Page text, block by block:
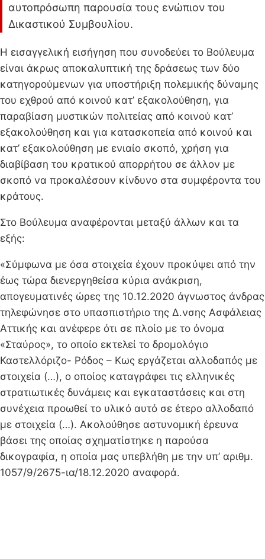
αυτοπρόσωπη παρουσία τους ενώπιον του
Δικαστικού Συμβουλίου.
Η εισαγγελική εισήγηση που συνοδεύει το Βούλευμα
είναι άκρως αποκαλυπτική της δράσεως των δύο
κατηγορούμενων για υποστήριξη πολεμικής δύναμης
του εχθρού από κοινού κατ’ εξακολούθηση, για
παραβίαση μυστικών πολιτείας από κοινού κατ’
εξακολούθηση και για κατασκοπεία από κοινού και
κατ’ εξακολούθηση με ενιαίο σκοπό, χρήση για
διαβίβαση του κρατικού απορρήτου σε άλλον με
σκοπό να προκαλέσουν κίνδυνο στα συμφέροντα του
κράτους.
Στο Βούλευμα αναφέρονται μεταξύ άλλων και τα
εξής:
«Σύμφωνα με όσα στοιχεία έχουν προκύψει από την
έως τώρα διενεργηθείσα κύρια ανάκριση,
απογευματινές ώρες της 10.12.2020 άγνωστος άνδρας
τηλεφώνησε στο υπασπιστήριο της Δ.νσης Ασφάλειας
Αττικής και ανέφερε ότι σε πλοίο με το όνομα
«Σταύρος», το οποίο εκτελεί το δρομολόγιο
Καστελλόριζο- Ρόδος – Κως εργάζεται αλλοδαπός με
στοιχεία (…), ο οποίος καταγράφει τις ελληνικές
στρατιωτικές δυνάμεις και εγκαταστάσεις και στη
συνέχεια προωθεί το υλικό αυτό σε έτερο αλλοδαπό
με στοιχεία (…). Ακολούθησε αστυνομική έρευνα
βάσει της οποίας σχηματίστηκε η παρούσα
δικογραφία, η οποία μας υπεβλήθη με την υπ’ αριθμ.
1057/9/2675-ια/18.12.2020 αναφορά.